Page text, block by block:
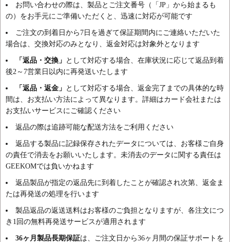
お問い合わせの際は、製品とご注文番号（「JP」から始まるも
の）をお手元にご準備いただくと、迅速に対応が可能です
ご注文の到着日から7日を過ぎて保証期間内にご連絡いただいた
場合は、交換対応のみとなり、返金対応は対象外となります
「返品・交換」 として対応する場合、在庫状況に応じて返品到着
後2～7営業日以内に再発送いたします
「返品・返金」 として対応する場合、返金完了までの具体的な時
間は、お支払い方法によって異なります。詳細はカード会社または
お支払いサービスにご確認ください
返品の際は追跡可能な配送方法をご利用ください
返品する製品に記録保存されたデータについては、お客様ご自身
の責任で消去をお願いいたします。未消去のデータに関する責任は
GEEKOMでは負いかねます
返品製品が指定の返品先に到着したことが確認され次第、返金ま
たは再発送の処理を行います
製品返品の返送送料はお客様のご負担となりますが、各注文につ
き1回の無料再発送サービスが適用されます
36ヶ月製品長期保証は、ご注文日から36ヶ月間の保証サポートを